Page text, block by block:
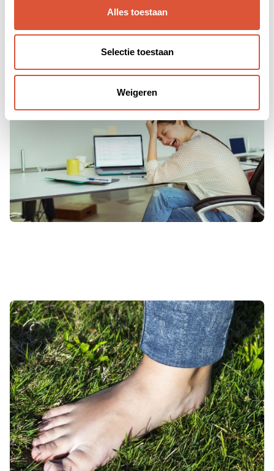
Alles toestaan
Selectie toestaan
Weigeren
tijd waar we nu in leven.